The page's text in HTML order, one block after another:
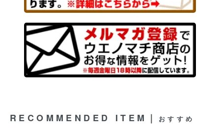
RECOMMENDED ITEM｜ おすすめ